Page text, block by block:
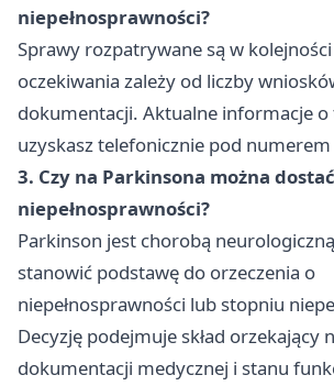
niepełnosprawności?
Sprawy rozpatrywane są w kolejności
oczekiwania zależy od liczby
dokumentacji. Aktualne informacje
uzyskasz telefonicznie pod
3. Czy na Parkinsona można
niepełnosprawności?
Parkinson jest chorobą
stanowić podstawę do orzeczenia o
niepełnosprawności lub stopniu
Decyzję podejmuje skład orzekający
dokumentacji medycznej i stanu